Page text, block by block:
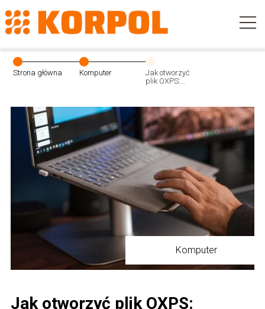
Strona główna Komputer
Jak otworzyć
plik OXPS:
plików XPS
Komputer
Jak otworzyć plik OXPS: